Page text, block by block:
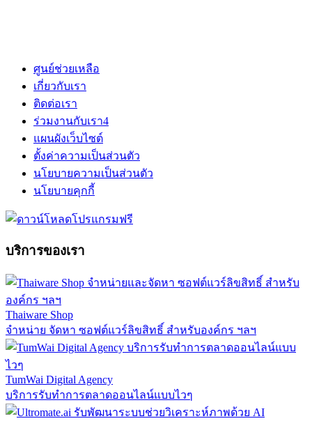
ศูนย์ช่วยเหลือ
เกี่ยวกับเรา
ติดต่อเรา
ร่วมงานกับเรา4
แผนผังเว็บไซต์
ตั้งค่าความเป็นส่วนตัว
นโยบายความเป็นส่วนตัว
นโยบายคุกกี้
บริการของเรา
Thaiware Shop
จำหน่าย จัดหา ซอฟต์แวร์ลิขสิทธิ์ สำหรับองค์กร ฯลฯ
TumWai Digital Agency
บริการรับทำการตลาดออนไลน์แบบไวๆ